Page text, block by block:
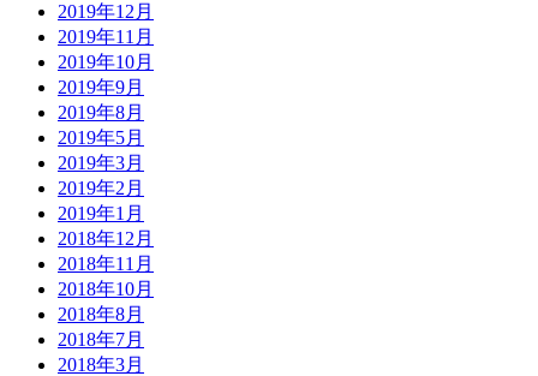
2019年12月
2019年11月
2019年10月
2019年9月
2019年8月
2019年5月
2019年3月
2019年2月
2019年1月
2018年12月
2018年11月
2018年10月
2018年8月
2018年7月
2018年3月